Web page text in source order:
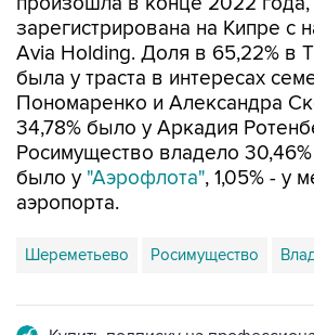
зарегистрирована на Кипре с
Avia Holding. Доля в 65,22% в
была у траста в интересах
Пономаренко и Александра
34,78% было у Аркадия
Росимущество владело
было у "Аэрофлота", 1,05% - у
аэропорта.
Шереметьево Росимущество